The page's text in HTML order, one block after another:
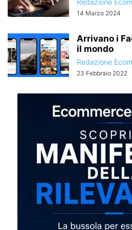
Redazione
14 Marzo 2024
Arrivano i
il mondo
Redazione
23 Febbraio 2022